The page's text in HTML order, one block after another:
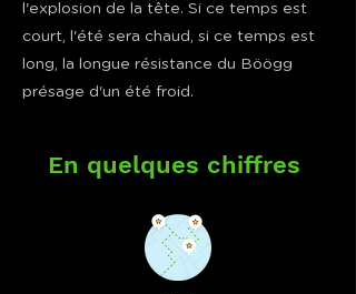
l'explosion de la tête. Si ce temps est
court, l'été sera chaud, si ce temps est
long, la longue résistance du Böögg
présage d'un été froid.
En quelques chiffres